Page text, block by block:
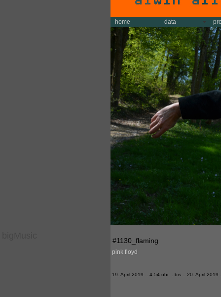
home data
#1130_flaming
pink floyd
19. April 2019 .. 4.54 uhr .. bis .. 20. April 2019